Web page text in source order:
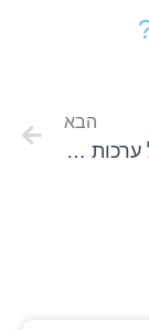
הבא
חשיבותן של ערכות התרגול בהכנה לבחינות הכניסה לאוניברסיטאות